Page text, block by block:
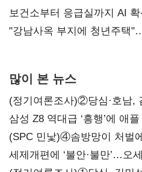
보건소부터 응급실까지 AI
"강남사옥 부지에 청년주택
많이 본 뉴스
(정기여론조사)②당심·호남,
삼성 Z8 역대급 ‘흥행’에 애
대전’
(SPC 민낯)④솜방망이 처벌
세제개편에 ‘불안·불만’…오